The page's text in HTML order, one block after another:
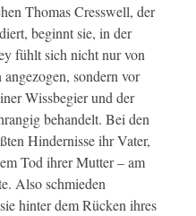
Thomas Cresswell, der
beginnt sie, in der
fühlt sich nicht nur von
sondern vor
Wissbegier und der
behandelt. Bei den
Hindernisse ihr Vater,
Tod ihrer Mutter – am
Also schmieden
hinter dem Rücken ihres